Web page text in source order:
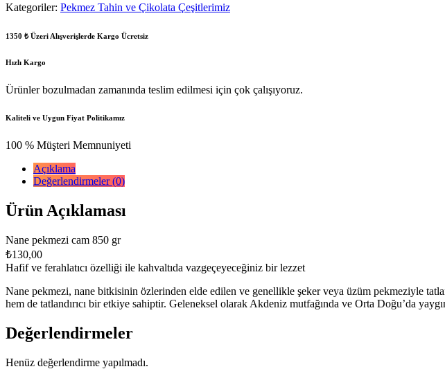
Kategoriler: Pekmez Tahin ve Çikolata Çeşitlerimiz
1350 ₺ Üzeri Alışverişlerde Kargo Ücretsiz
Hızlı Kargo
Ürünler bozulmadan zamanında teslim edilmesi için çok çalışıyoruz.
Kaliteli ve Uygun Fiyat Politikamız
100 % Müşteri Memnuniyeti
Açıklama
Değerlendirmeler (0)
Ürün Açıklaması
Nane pekmezi cam 850 gr
₺130,00
Hafif ve ferahlatıcı özelliği ile kahvaltıda vazgeçeyeceğiniz bir lezzet
Nane pekmezi, nane bitkisinin özlerinden elde edilen ve genellikle şeker veya üzüm pekmeziyle
hem de tatlandırıcı bir etkiye sahiptir. Geleneksel olarak Akdeniz mutfağında ve Orta Doğu’da
Değerlendirmeler
Henüz değerlendirme yapılmadı.